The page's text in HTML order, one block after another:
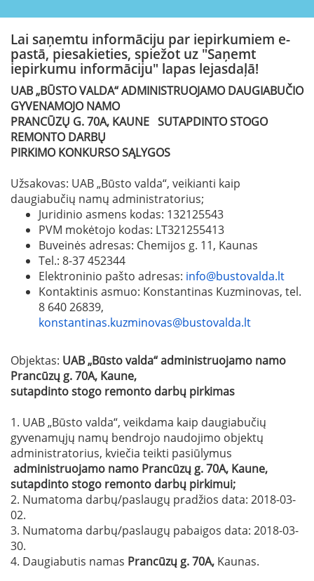
Lai saņemtu informāciju par iepirkumiem e-
pastā, piesakieties, spiežot uz "Saņemt
iepirkumu informāciju" lapas lejasdaļā!
UAB „BŪSTO VALDA“ ADMINISTRUOJAMO DAUGIABUČIO
GYVENAMOJO NAMO
PRANCŪZŲ G. 70A, KAUNE SUTAPDINTO STOGO
REMONTODARBŲ
PIRKIMO KONKURSO SĄLYGOS
Užsakovas: UAB „Būsto valda“, veikianti kaip
daugiabučių namų administratorius;
Juridinio asmens kodas: 132125543
PVM mokėtojo kodas: LT321255413
Buveinės adresas: Chemijos g. 11, Kaunas
Tel.: 8-37 452344
Elektroninio pašto adresas: info@bustovalda.lt
Kontaktinis asmuo: Konstantinas Kuzminovas, tel.
8 640 26839,
konstantinas.kuzminovas@bustovalda.lt
Objektas: UAB „Būsto valda“ administruojamo namo
Prancūzų g. 70A, Kaune,
sutapdinto stogo remonto darbų pirkimas
1. UAB „Būsto valda“, veikdama kaip daugiabučių
gyvenamųjų namų bendrojo naudojimo objektų
administratorius, kviečia teikti pasiūlymus
administruojamo namo Prancūzų g. 70A, Kaune,
sutapdinto stogo remonto darbų pirkimui;
2. Numatoma darbų/paslaugų pradžios data: 2018-03-
02.
3. Numatoma darbų/paslaugų pabaigos data: 2018-03-
30.
4. Daugiabutis namas Prancūzų g. 70A, Kaunas.